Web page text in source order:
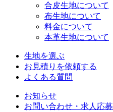
合皮生地について
布生地について
料金について
本革生地について
生地を選ぶ
お見積りを依頼する
よくある質問
お知らせ
お問い合わせ・求人応募